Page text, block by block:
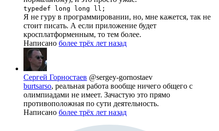
typedef long long ll;
Я не гуру в программировании, но, мне кажется, так не
стоит писать. А если приложение будет
кросплатформенным, то тем более.
Написано более трёх лет назад
Сергей Горностаев @sergey-gornostaev
burtsarso, реальная работа вообще ничего общего с
олимпиадами не имеет. Зачастую это прямо
противоположная по сути деятельность.
Написано более трёх лет назад